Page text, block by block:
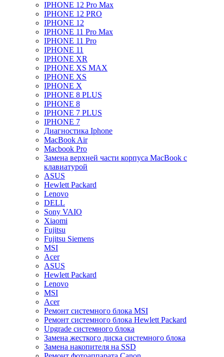
IPHONE 12 Pro Max
IPHONE 12 PRO
IPHONE 12
IPHONE 11 Pro Max
IPHONE 11 Pro
IPHONE 11
IPHONE XR
IPHONE XS MAX
IPHONE XS
IPHONE X
IPHONE 8 PLUS
IPHONE 8
IPHONE 7 PLUS
IPHONE 7
Диагностика Iphone
MacBook Air
Macbook Pro
Замена верхней части корпуса MacBook с
клавиатурой
ASUS
Hewlett Packard
Lenovo
DELL
Sony VAIO
Xiaomi
Fujitsu
Fujitsu Siemens
MSI
Acer
ASUS
Hewlett Packard
Lenovo
MSI
Acer
Ремонт системного блока MSI
Ремонт системного блока Hewlett Packard
Upgrade системного блока
Замена жесткого диска системного блока
Замена накопителя на SSD